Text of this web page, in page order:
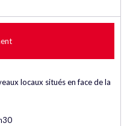
locaux situés en face de la